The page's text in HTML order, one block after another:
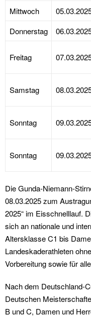
Mittwoch
Donnerstag
Freitag
Samstag
Sonntag
Sonntag
Die Gunda-Niemann-
08.03.2025 zum
2025“ im Eisschnelllauf.
sich an nationale und
Altersklasse C1 bis
Landeskaderathleten
Vorbereitung sowie für
Nach dem Deutschland-
Deutschen
B und C, Damen und